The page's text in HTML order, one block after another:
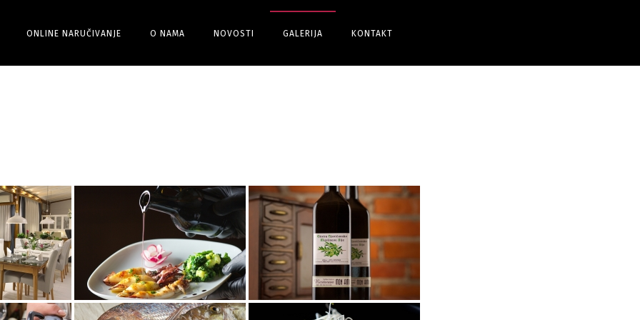
ONLINE NARUČIVANJE O NAMA NOVOSTI GALERIJA KONTAKT